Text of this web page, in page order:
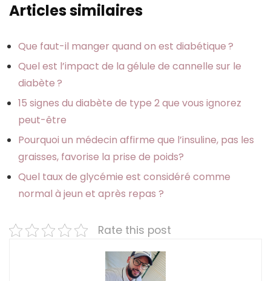
Articles similaires
Que faut-il manger quand on est diabétique ?
Quel est l’impact de la gélule de cannelle sur le
diabète ?
15 signes du diabète de type 2 que vous ignorez
peut-être
Pourquoi un médecin affirme que l’insuline, pas les
graisses, favorise la prise de poids?
Quel taux de glycémie est considéré comme
normal à jeun et après repas ?
Rate this post